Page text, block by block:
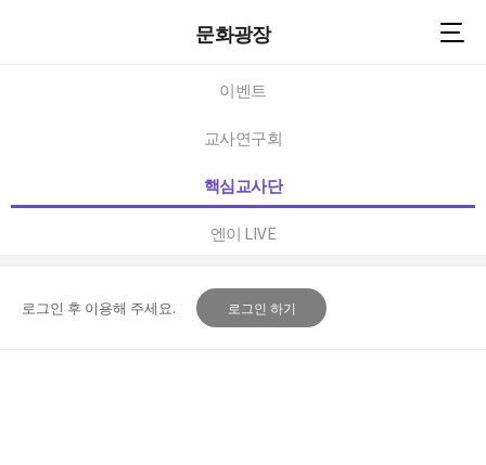
문화광장
이벤트
교사연구회
핵심교사단
엔이 LIVE
로그인 후 이용해 주세요. 로그인 하기